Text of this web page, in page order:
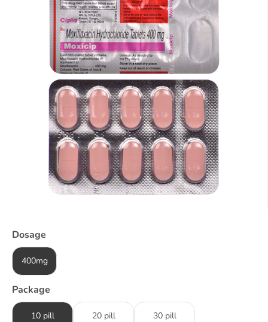
Dosage
400mg
Package
10 pill 20 pill 30 pill